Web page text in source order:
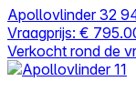
Apollovlinder 32
Vraagprijs: €
Verkocht rond de